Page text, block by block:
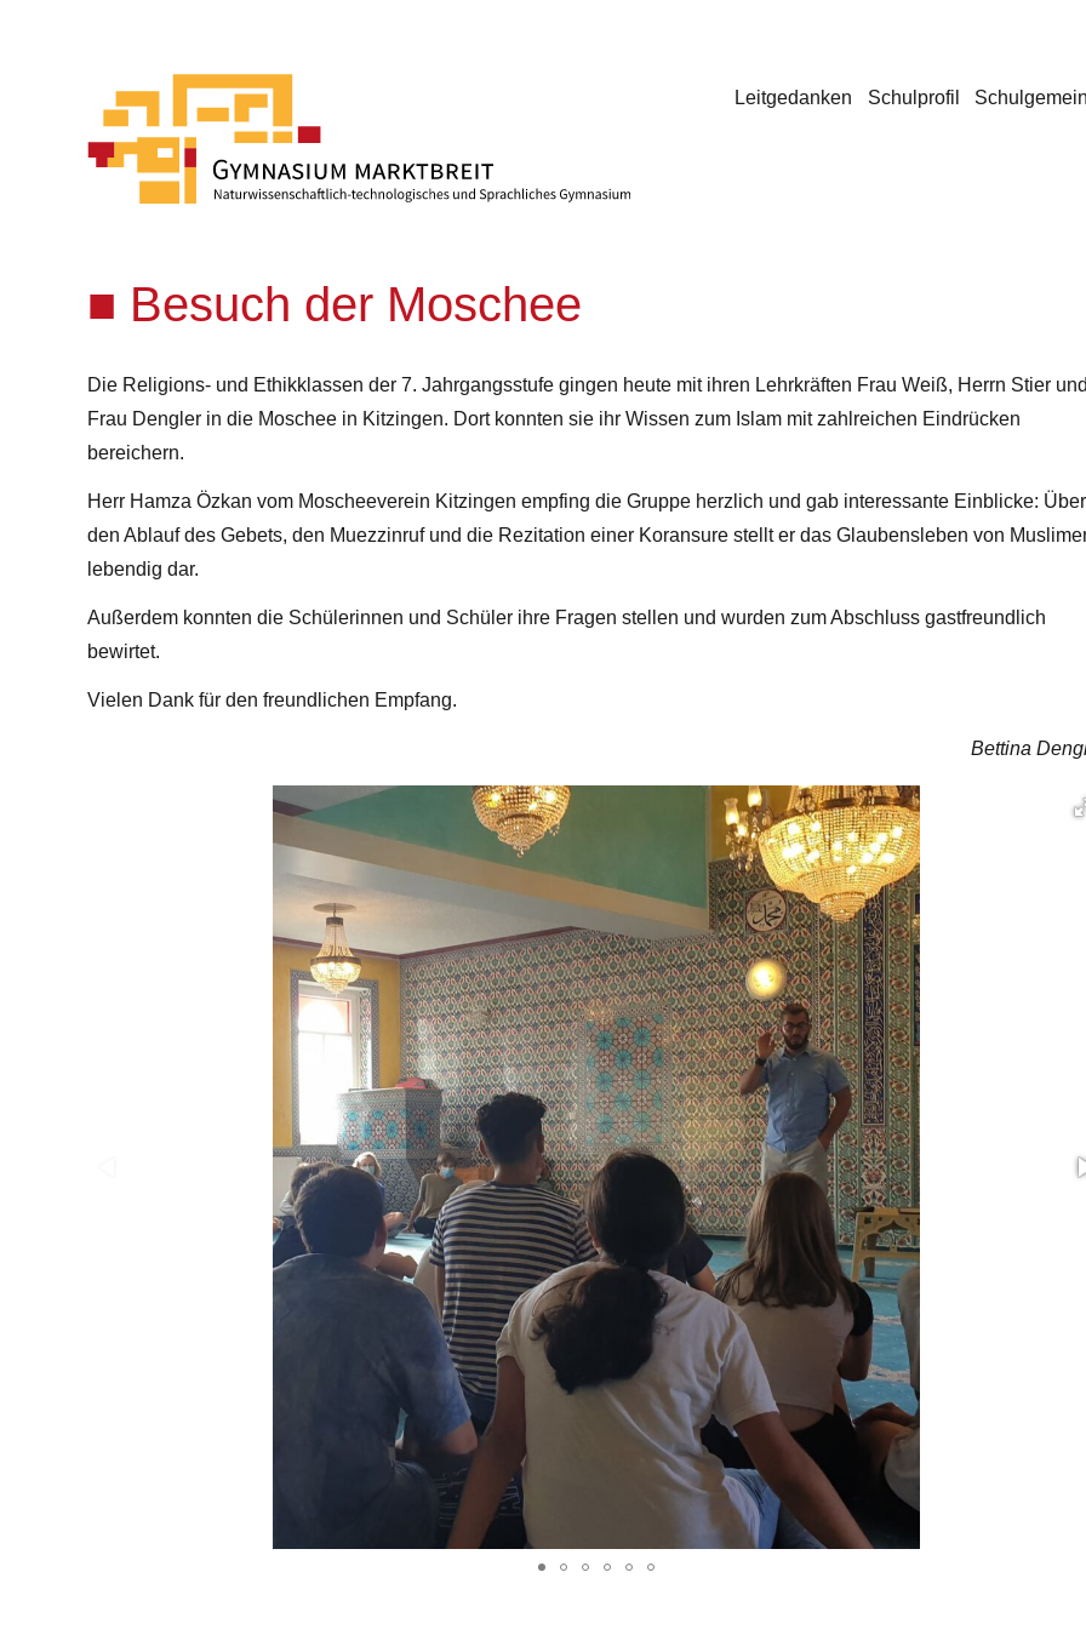
Leitgedanken Schulprofil
Besuch der Moschee
Die Religions- und Ethikklassen der 7. Jahrgangsstufe gingen heute mit ihren Lehrkräften Frau Weiß, Herrn Stier
Frau Dengler in die Moschee in Kitzingen. Dort konnten sie ihr Wissen zum Islam mit zahlreichen Eindrücken
bereichern.
Herr Hamza Özkan vom Moscheeverein Kitzingen empfing die Gruppe herzlich und gab interessante Einblicke: Über
den Ablauf des Gebets, den Muezzinruf und die Rezitation einer Koransure stellt er das Glaubensleben von
lebendig dar.
Außerdem konnten die Schülerinnen und Schüler ihre Fragen stellen und wurden zum Abschluss gastfreundlich
bewirtet.
Vielen Dank für den freundlichen Empfang.
Bettina